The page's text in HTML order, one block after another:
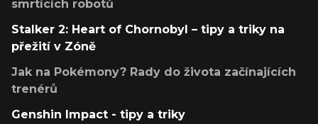
smrtících robotů
Stalker 2: Heart of Chornobyl – tipy a triky na
přežití v Zóně
Jak na Pokémony? Rady do života začínajících
trenérů
Genshin Impact - tipy a triky